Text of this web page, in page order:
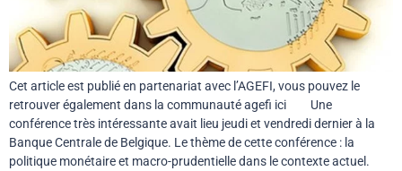
Cet article est publié en partenariat avec l’AGEFI, vous pouvez le
retrouver également dans la communauté agefi ici Une
conférence très intéressante avait lieu jeudi et vendredi dernier à la
Banque Centrale de Belgique. Le thème de cette conférence : la
politique monétaire et macro-prudentielle dans le contexte actuel.